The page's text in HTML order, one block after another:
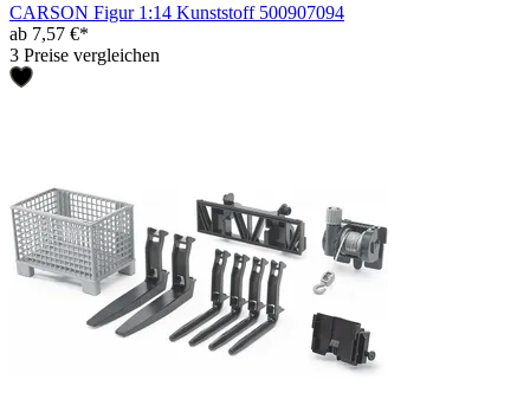
CARSON Figur 1:14 Kunststoff 500907094
ab 7,57 €*
3 Preise vergleichen